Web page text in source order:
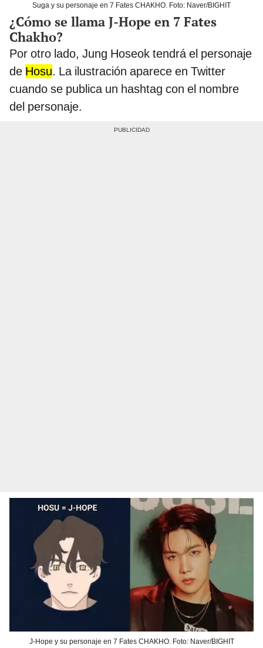
Suga y su personaje en 7 Fates CHAKHO. Foto: Naver/BIGHIT
¿Cómo se llama J-Hope en 7 Fates
Chakho?
Por otro lado, Jung Hoseok tendrá el personaje
de Hosu. La ilustración aparece en Twitter
cuando se publica un hashtag con el nombre
del personaje.
J-Hope y su personaje en 7 Fates CHAKHO. Foto: Naver/BIGHIT